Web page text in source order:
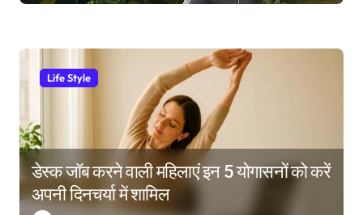
Life Style
डेस्क जॉब करने वाली महिलाएं इन 5 योगासनों को करें
अपनी दिनचर्या में शामिल